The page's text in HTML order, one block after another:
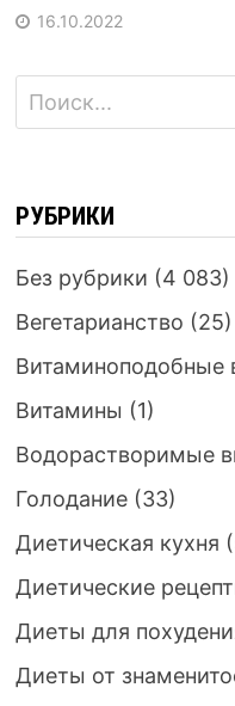
16.10.2022
Найти:
РУБРИКИ
Без рубрики (4 083)
Вегетарианство (25)
Витаминоподобные
Витамины (1)
Водорастворимые
Голодание(33)
Диетическая кухня
Диетические
Диеты для
Диеты от